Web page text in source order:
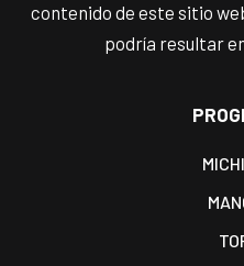
contenido de este sitio
podría resultar